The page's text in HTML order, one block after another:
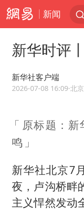
新闻
新华时评
新华社客户端
2026-07-08 16:09·北京
原标题：新
鸣
新华社北京7
夜，卢沟桥畔
主义悍然发动